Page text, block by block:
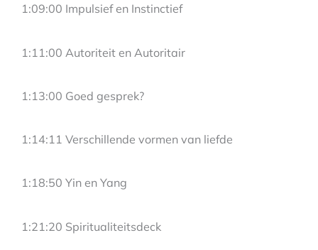
1:09:00 Impulsief en Instinctief
1:11:00 Autoriteit en Autoritair
1:13:00 Goed gesprek?
1:14:11 Verschillende vormen van liefde
1:18:50 Yin en Yang
1:21:20 Spiritualiteitsdeck